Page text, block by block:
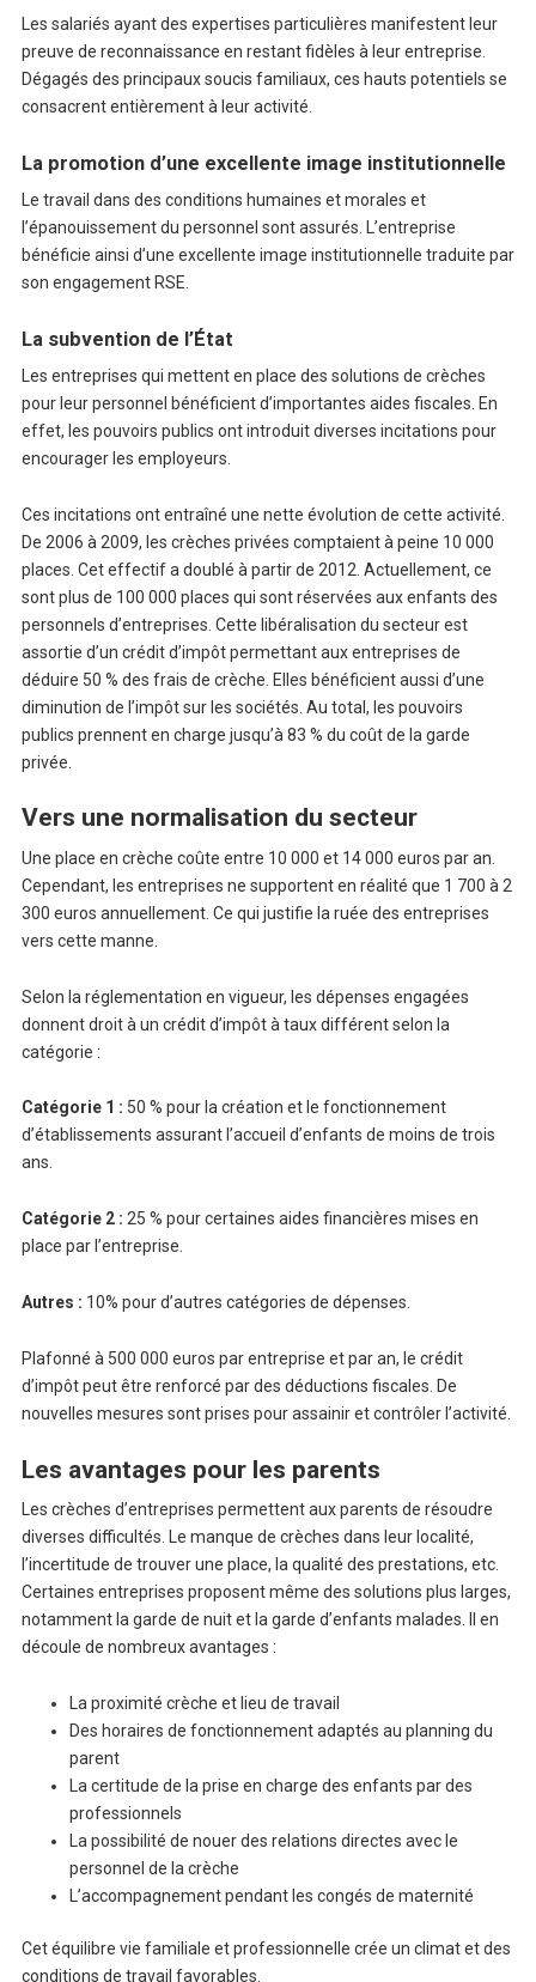
Les salariés ayant des expertises particulières manifestent leur
preuve de reconnaissance en restant fidèles à leur entreprise.
Dégagés des principaux soucis familiaux, ces hauts potentiels se
consacrent entièrement à leur activité.
La promotion d’une excellente image institutionnelle
Le travail dans des conditions humaines et morales et
l’épanouissement du personnel sont assurés. L’entreprise
bénéficie ainsi d’une excellente image institutionnelle traduite par
son engagement RSE.
La subvention de l’État
Les entreprises qui mettent en place des solutions de crèches
pour leur personnel bénéficient d’importantes aides fiscales. En
effet, les pouvoirs publics ont introduit diverses incitations pour
encourager les employeurs.
Ces incitations ont entraîné une nette évolution de cette activité.
De 2006 à 2009, les crèches privées comptaient à peine 10 000
places. Cet effectif a doublé à partir de 2012. Actuellement, ce
sont plus de 100 000 places qui sont réservées aux enfants des
personnels d’entreprises. Cette libéralisation du secteur est
assortie d’un crédit d’impôt permettant aux entreprises de
déduire 50 % des frais de crèche. Elles bénéficient aussi d’une
diminution de l’impôt sur les sociétés. Au total, les pouvoirs
publics prennent en charge jusqu’à 83 % du coût de la garde
privée.
Vers une normalisation du secteur
Une place en crèche coûte entre 10 000 et 14 000 euros par an.
Cependant, les entreprises ne supportent en réalité que 1 700 à 2
300 euros annuellement. Ce qui justifie la ruée des entreprises
vers cette manne.
Selon la réglementation en vigueur, les dépenses engagées
donnent droit à un crédit d’impôt à taux différent selon la
catégorie :
Catégorie 1 : 50 % pour la création et le fonctionnement
d’établissements assurant l’accueil d’enfants de moins de trois
ans.
Catégorie 2 : 25 % pour certaines aides financières mises en
place par l’entreprise.
Autres : 10% pour d’autres catégories de dépenses.
Plafonné à 500 000 euros par entreprise et par an, le crédit
d’impôt peut être renforcé par des déductions fiscales. De
nouvelles mesures sont prises pour assainir et contrôler l’activité.
Les avantages pour les parents
Les crèches d’entreprises permettent aux parents de résoudre
diverses difficultés. Le manque de crèches dans leur localité,
l’incertitude de trouver une place, la qualité des prestations, etc.
Certaines entreprises proposent même des solutions plus larges,
notamment la garde de nuit et la garde d’enfants malades. Il en
découle de nombreux avantages :
La proximité crèche et lieu de travail
Des horaires de fonctionnement adaptés au planning du
parent
La certitude de la prise en charge des enfants par des
professionnels
La possibilité de nouer des relations directes avec le
personnel de la crèche
L’accompagnement pendant les congés de maternité
Cet équilibre vie familiale et professionnelle crée un climat et des
conditions de travail favorables.